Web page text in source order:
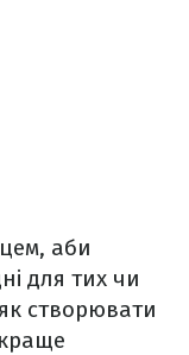
аби
для тих чи
створювати